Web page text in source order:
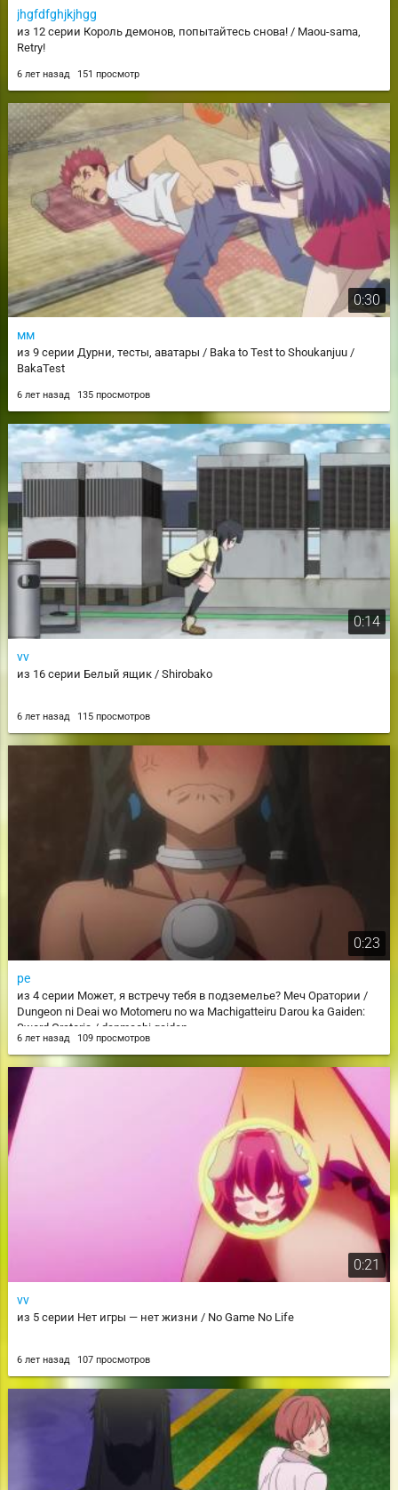
jhgfdfghjkjhgg
из 12 серии Король демонов, попытайтесь снова! / Maou-sama,
Retry!
6 лет назад 151 просмотр
0:30
мм
из 9 серии Дурни, тесты, аватары / Baka to Test to Shoukanjuu /
BakaTest
6 лет назад 135 просмотров
0:14
vv
из 16 серии Белый ящик / Shirobako
6 лет назад 115 просмотров
0:23
ре
из 4 серии Может, я встречу тебя в подземелье? Меч Оратории /
Dungeon ni Deai wo Motomeru no wa Machigatteiru Darou ka Gaiden:
Sword Oratoria / danmachi gaiden
6 лет назад 109 просмотров
0:21
vv
из 5 серии Нет игры — нет жизни / No Game No Life
6 лет назад 107 просмотров